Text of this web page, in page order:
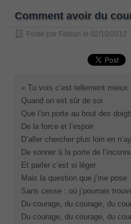
Comment avoir du
Posté par Fabian le 02/10/2012
« Tu vois c’est tellement mieux
Quand on est sûr de soi
Que l’on porte au bout des
De la force et l’espoir
D’aller chercher plus loin en
De sonner à la porte de
Et parler c’est si léger
Mais la question que j’me pose
Sans cesse : où j’pourrais
Du courage, du courage, du
Du courage, du courage, du